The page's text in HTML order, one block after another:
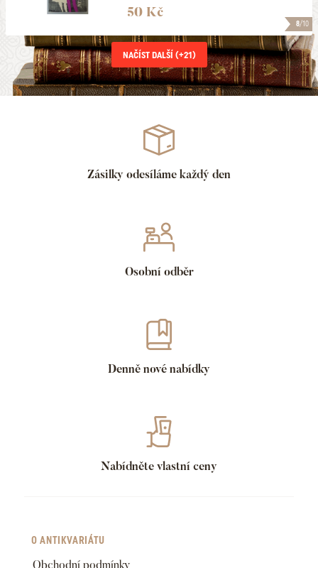
8/10
50 Kč
NAČÍST DALŠÍ (+21)
Zásilky odesíláme každý den
Osobní odběr
Denně nové nabídky
Nabídněte vlastní ceny
O ANTIKVARIÁTU
Obchodní podmínky